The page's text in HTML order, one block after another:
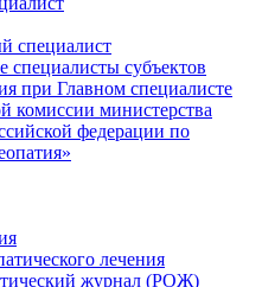
специалист
специалисты субъектов
при Главном специалисте
комиссии министерства
федерации по
лечения
журнал (РОЖ)